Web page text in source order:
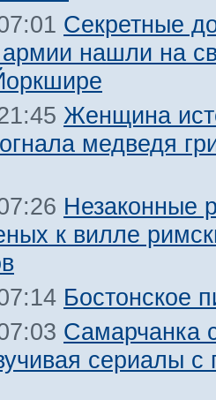
Секретные
армии нашли на
Женщина
медведя
Незаконные
к вилле
Бостонское
Самарчанка
сериалы